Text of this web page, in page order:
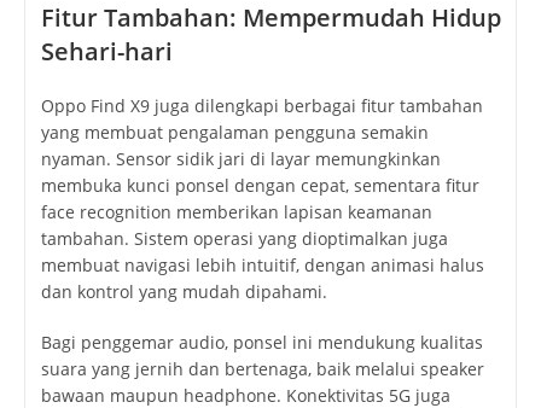
Fitur Tambahan: Mempermudah Hidup
Sehari-hari
Oppo Find X9 juga dilengkapi berbagai fitur tambahan
yang membuat pengalaman pengguna semakin
nyaman. Sensor sidik jari di layar memungkinkan
membuka kunci ponsel dengan cepat, sementara fitur
face recognition memberikan lapisan keamanan
tambahan. Sistem operasi yang dioptimalkan juga
membuat navigasi lebih intuitif, dengan animasi halus
dan kontrol yang mudah dipahami.
Bagi penggemar audio, ponsel ini mendukung kualitas
suara yang jernih dan bertenaga, baik melalui speaker
bawaan maupun headphone. Konektivitas 5G juga